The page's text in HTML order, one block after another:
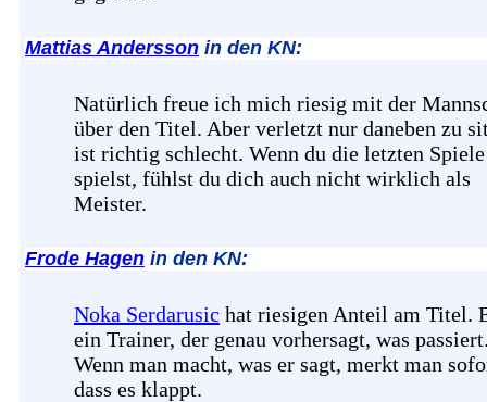
Mattias Andersson in den KN:
Natürlich freue ich mich riesig mit der
über den Titel. Aber verletzt nur daneben zu
ist richtig schlecht. Wenn du die letzten
spielst, fühlst du dich auch nicht wirklich als
Meister.
Frode Hagen in den KN:
Noka Serdarusic hat riesigen Anteil am Titel.
ein Trainer, der genau vorhersagt, was
Wenn man macht, was er sagt, merkt man
dass es klappt.